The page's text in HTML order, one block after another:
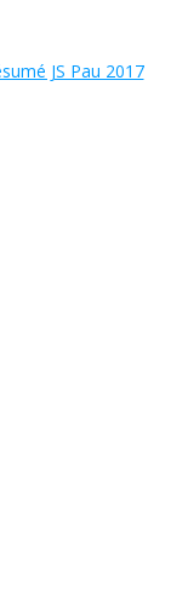
JS Pau 2017